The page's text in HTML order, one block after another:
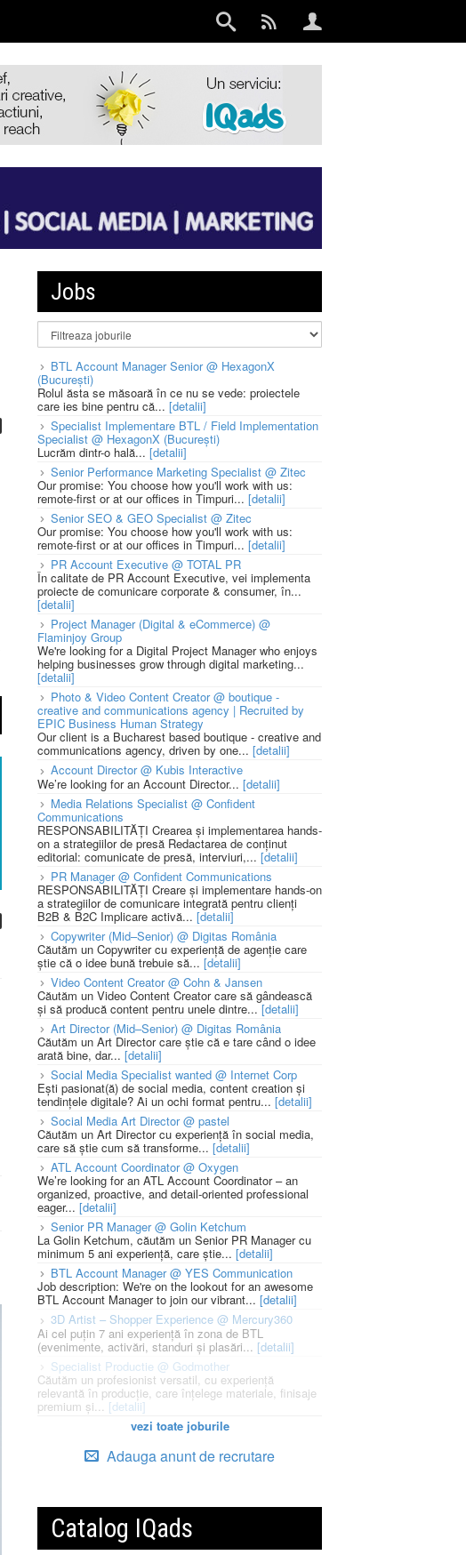
Jobs
BTL Account Manager Senior @ HexagonX
(București)
Rolul ăsta se măsoară în ce nu se vede: proiectele
care ies bine pentru că... [detalii]
Specialist Implementare BTL / Field Implementation
Specialist @ HexagonX (București)
Lucrăm dintr-o hală... [detalii]
Senior Performance Marketing Specialist @ Zitec
Our promise: You choose how you'll work with us:
remote-first or at our offices in Timpuri... [detalii]
Senior SEO & GEO Specialist @ Zitec
Our promise: You choose how you'll work with us:
remote-first or at our offices in Timpuri... [detalii]
PR Account Executive @ TOTAL PR
În calitate de PR Account Executive, vei implementa
proiecte de comunicare corporate & consumer, în...
[detalii]
Project Manager (Digital & eCommerce) @
Flaminjoy Group
We're looking for a Digital Project Manager who enjoys
helping businesses grow through digital marketing...
[detalii]
Photo & Video Content Creator @ boutique -
creative and communications agency | Recruited by
EPIC Business Human Strategy
Our client is a Bucharest based boutique - creative and
communications agency, driven by one... [detalii]
Account Director @ Kubis Interactive
We’re looking for an Account Director... [detalii]
Media Relations Specialist @ Confident
Communications
RESPONSABILITĂȚI Crearea și implementarea hands-
on a strategiilor de presă Redactarea de conținut
editorial: comunicate de presă, interviuri,... [detalii]
PR Manager @ Confident Communications
RESPONSABILITĂȚI Creare și implementare hands-on
a strategiilor de comunicare integrată pentru clienți
B2B & B2C Implicare activă... [detalii]
Copywriter (Mid–Senior) @ Digitas România
Căutăm un Copywriter cu experiență de agenție care
știe că o idee bună trebuie să... [detalii]
Video Content Creator @ Cohn & Jansen
Căutăm un Video Content Creator care să gândească
și să producă content pentru unele dintre...[detalii]
Art Director (Mid–Senior) @ Digitas România
Căutăm un Art Director care știe că e tare când o idee
arată bine, dar... [detalii]
Social Media Specialist wanted @ Internet Corp
Ești pasionat(ă) de social media, content creation și
tendințele digitale? Ai un ochi format pentru... [detalii]
Social Media Art Director @ pastel
Căutăm un Art Director cu experiență în social media,
care să știe cum să transforme... [detalii]
ATL Account Coordinator @ Oxygen
We’re looking for an ATL Account Coordinator – an
organized, proactive, and detail-oriented professional
eager... [detalii]
Senior PR Manager @ Golin Ketchum
La Golin Ketchum, căutăm un Senior PR Manager cu
minimum 5 ani experiență, care știe... [detalii]
BTL Account Manager @ YES Communication
Job description: We're on the lookout for an awesome
BTL Account Manager to join our vibrant... [detalii]
3D Artist – Shopper Experience @ Mercury360
Ai cel puțin 7 ani experiență în zona de BTL
(evenimente, activări, standuri și plasări... [detalii]
Specialist Productie @ Godmother
Căutăm un profesionist versatil, cu experiență
relevantă în producție, care înțelege materiale, finisaje
premium și... [detalii]
vezi toate joburile
Adauga anunt de recrutare
Catalog IQads